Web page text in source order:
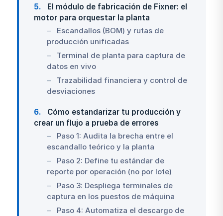
5
El módulo de fabricación de Fixner: el
motor para orquestar la planta
Escandallos (BOM) y rutas de
producción unificadas
Terminal de planta para captura de
datos en vivo
Trazabilidad financiera y control de
desviaciones
6
Cómo estandarizar tu producción y
crear un flujo a prueba de errores
Paso 1: Audita la brecha entre el
escandallo teórico y la planta
Paso 2: Define tu estándar de
reporte por operación (no por lote)
Paso 3: Despliega terminales de
captura en los puestos de máquina
Paso 4: Automatiza el descargo de